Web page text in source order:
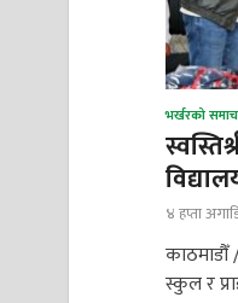
भर्खरको
४ हप्ता
स्कुल र